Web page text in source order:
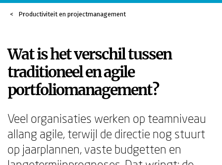
Productiviteit en projectmanagement
Wat is het verschil tussen
traditioneel en agile
portfoliomanagement?
Veel organisaties werken op teamniveau
allang agile, terwijl de directie nog stuurt
op jaarplannen, vaste budgetten en